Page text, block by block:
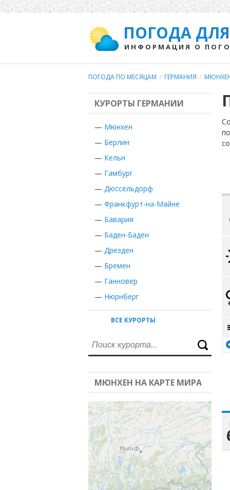
ПОГОДА
ИНФОРМАЦИЯ О
ПОГОДА ПО МЕСЯЦАМ / ГЕРМАНИЯ /
КУРОРТЫ ГЕРМАНИИ
— Мюнхен
— Берлин
— Кельн
— Гамбург
— Дюссельдорф
— Франкфурт-на-Майне
— Бавария
— Баден-Баден
— Дрезден
— Бремен
— Ганновер
— Нюрнберг
ВСЕ КУРОРТЫ
МЮНХЕН НА КАРТЕ МИРА